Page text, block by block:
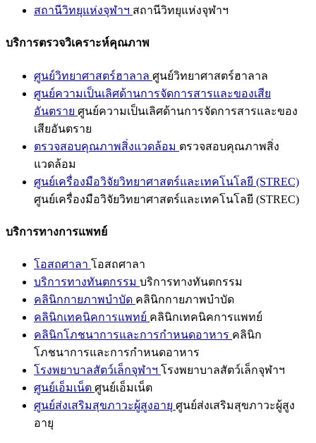
สถานีวิทยุแห่งจุฬาฯ สถานีวิทยุแห่งจุฬาฯ
บริการตรวจวิเคราะห์คุณภาพ
ศูนย์วิทยาศาสตร์ฮาลาล ศูนย์วิทยาศาสตร์ฮาลาล
ศูนย์ความเป็นเลิศด้านการจัดการสารและของเสีย
อันตราย ศูนย์ความเป็นเลิศด้านการจัดการสารและของ
เสียอันตราย
ตรวจสอบคุณภาพสิ่งแวดล้อม ตรวจสอบคุณภาพสิ่ง
แวดล้อม
ศูนย์เครื่องมือวิจัยวิทยาศาสตร์และเทคโนโลยี (STREC)
ศูนย์เครื่องมือวิจัยวิทยาศาสตร์และเทคโนโลยี (STREC)
บริการทางการแพทย์
โอสถศาลา โอสถศาลา
บริการทางทันตกรรม บริการทางทันตกรรม
คลินิกกายภาพบำบัด คลินิกกายภาพบำบัด
คลินิกเทคนิคการแพทย์ คลินิกเทคนิคการแพทย์
คลินิกโภชนาการและการกำหนดอาหาร คลินิก
โภชนาการและการกำหนดอาหาร
โรงพยาบาลสัตว์เล็กจุฬาฯ โรงพยาบาลสัตว์เล็กจุฬาฯ
ศูนย์เอ็มเน็ต ศูนย์เอ็มเน็ต
ศูนย์ส่งเสริมสุขภาวะผู้สูงอายุ ศูนย์ส่งเสริมสุขภาวะผู้สูง
อายุ